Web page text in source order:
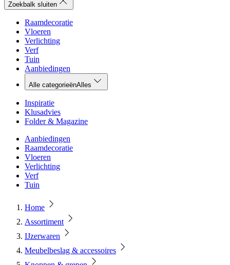
Zoekbalk sluiten
Raamdecoratie
Vloeren
Verlichting
Verf
Tuin
Aanbiedingen
Alle categorieënAlles
Inspiratie
Klusadvies
Folder & Magazine
Aanbiedingen
Raamdecoratie
Vloeren
Verlichting
Verf
Tuin
Home
Assortiment
IJzerwaren
Meubelbeslag & accessoires